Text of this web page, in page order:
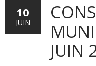
JUIN
10
JUIN